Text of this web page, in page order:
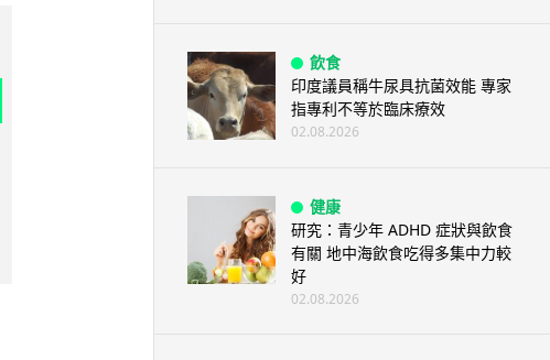
飲食
印度議員稱牛尿具抗菌效能 專家
指專利不等於臨床療效
02.08.2026
健康
研究：青少年 ADHD 症狀與飲食
有關 地中海飲食吃得多集中力較
好
02.08.2026